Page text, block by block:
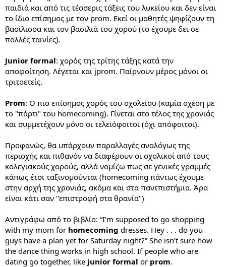
παιδιά και από τις τέσσερις τάξεις του λυκείου και δεν είναι
το ίδιο επίσημος με τον prom. Εκεί οι μαθητές ψηφίζουν τη
βασίλισσα και τον βασιλιά του χορού (το έχουμε δει σε
πολλές ταινίες).
Junior formal: χορός της τρίτης τάξης κατά την
αποφοίτηση. Λέγεται και jprom. Παίρνουν μέρος μόνοι οι
τριτοετείς.
Prom: Ο πιο επίσημος χορός του σχολείου (καμία σχέση με
το "πάρτι" του homecoming). Γίνεται στο τέλος της χρονιάς
και συμμετέχουν μόνο οι τελειόφοιτοι (όχι απόφοιτοι).
Προφανώς, θα υπάρχουν παραλλαγές αναλόγως της
περιοχής και πιθανόν να διαφέρουν οι σχολικοί από τους
κολεγιακούς χορούς, αλλά νομίζω πως σε γενικές γραμμές
κάπως έτσι ταξινομούνται (homecoming πάντως έχουμε
στην αρχή της χρονιάς, ακόμα και στα πανεπιστήμια. Άρα
είναι κάτι σαν "επιστροφή στα θρανία")
Αντιγράφω από το βιβλίο: “I’m supposed to go shopping
with my mom for homecoming dresses. Hey . . . do you
guys have a plan yet for Saturday night?” She isn’t sure how
the dance thing works in high school. If people who are
dating go together, like junior formal or prom.